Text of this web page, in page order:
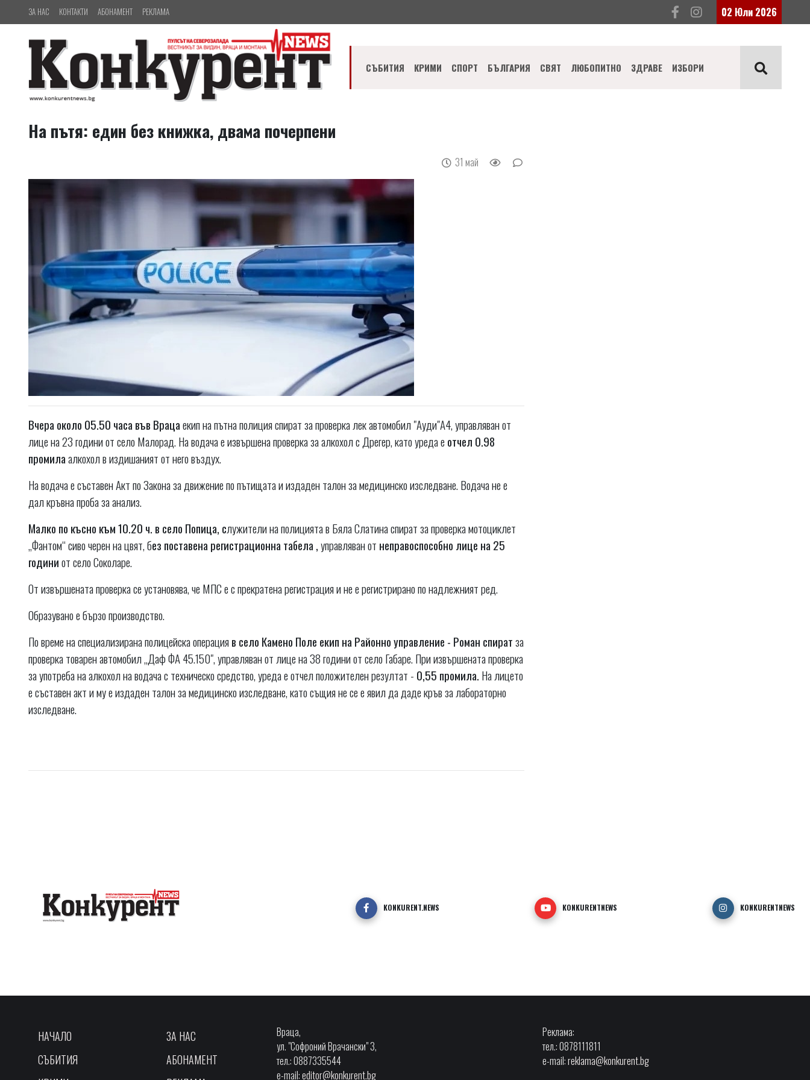
ЗА НАС КОНТАКТИ АБОНАМЕНТ РЕКЛАМА 02 Юли 2026
СЪБИТИЯ КРИМИ СПОРТ БЪЛГАРИЯ СВЯТ ЛЮБОПИТНО ЗДРАВЕ ИЗБОРИ
На пътя: един без книжка, двама почерпени
31 май
Вчера около 05.50 часа във Врацаекип на пътна полиция спират за проверка лек автомобил "Ауди"А4, управляван от
лице на 23 години от село Малорад. На водача е извършена проверка за алкохол с Дрегер, като уреда еотчел 0.98
промилаалкохол в издишаният от него въздух.
На водача е съставен Акт по Закона за движение по пътищата и издаден талон за медицинско изследване. Водача не е
дал кръвна проба за анализ.
Малко по късно към 10.20 ч. в село Попица, служители на полицията в Бяла Слатина спират за проверка мотоциклет
„Фантом“ сиво черен на цвят, без поставена регистрационна табела ,управляван от неправоспособно лице на 25
годиниот село Соколаре.
От извършената проверка се установява, че МПС е с прекратена регистрация и не е регистрирано по надлежният ред.
Образувано е бързо производство.
По време на специализирана полицейска операцияв село Камено Поле екип на Районно управление - Роман спиратза
проверка товарен автомобил „Даф ФА 45.150", управляван от лице на 38 години от село Габаре. При извършената проверка
за употреба на алкохол на водача с техническо средство, уреда е отчел положителен резултат - 0,55 промила. На лицето
е съставен акт и му е издаден талон за медицинско изследване, като същия не се е явил да даде кръв за лабораторно
изследване.
KONKURENT.NEWS KONKURENTNEWS KONKURENTNEWS
НАЧАЛО
СЪБИТИЯ
ЗА НАС
АБОНАМЕНТ
Враца,
ул. "Софроний Врачански" 3,
тел.: 0887335544
e-mail:editor@konkurent.bg
Реклама:
тел.: 0878111811
e-mail:reklama@konkurent.bg